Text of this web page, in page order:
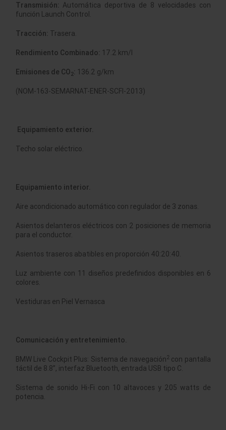
Transmisión: Automática deportiva de 8 velocidades con
función Launch Control.
Tracción: Trasera.
Rendimiento Combinado: 17.2 km/l
Emisiones de CO2: 136.2 g/km
(NOM-163-SEMARNAT-ENER-SCFI-2013)
Equipamiento exterior.
Techo solar eléctrico.
Equipamiento interior.
Aire acondicionado automático con regulador de 3 zonas.
Asientos delanteros eléctricos con 2 posiciones de memoria
para el conductor.
Asientos traseros abatibles en proporción 40:20:40.
Luz ambiente con 11 diseños predefinidos disponibles en 6
colores.
Vestiduras en Piel Vernasca
Comunicación y entretenimiento.
BMW Live Cockpit Plus: Sistema de navegación2con pantalla
táctil de 8.8”, interfaz Bluetooth, entrada USB tipo C.
Sistema de sonido Hi-Fi con 10 altavoces y 205 watts de
potencia.